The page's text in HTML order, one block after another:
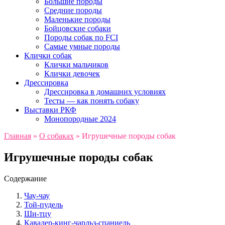
Средние породы
Маленькие породы
Бойцовские собаки
Породы собак по FCI
Самые умные породы
Клички собак
Клички мальчиков
Клички девочек
Дрессировка
Дрессировка в домашних условиях
Тесты — как понять собаку
Выставки РКФ
Монопородные 2024
Главная » О собаках » Игрушечные породы собак
Игрушечные породы собак
Содержание
Чау-чау
Той-пудель
Ши-тцу
Кавалер-кинг-чарльз-спаниель